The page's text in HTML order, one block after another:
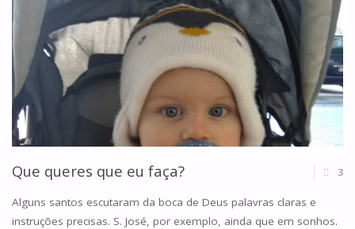
SACRAMENTO
DA
CARIDADE"
Que queres que eu faça? 3
Alguns santos escutaram da boca de Deus palavras claras e
instruções precisas. S. José, por exemplo, ainda que em sonhos.